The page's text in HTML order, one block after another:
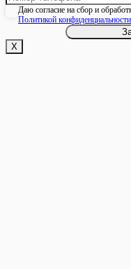
Даю согласие на сбор и
Политикой конфиденциальности
Х